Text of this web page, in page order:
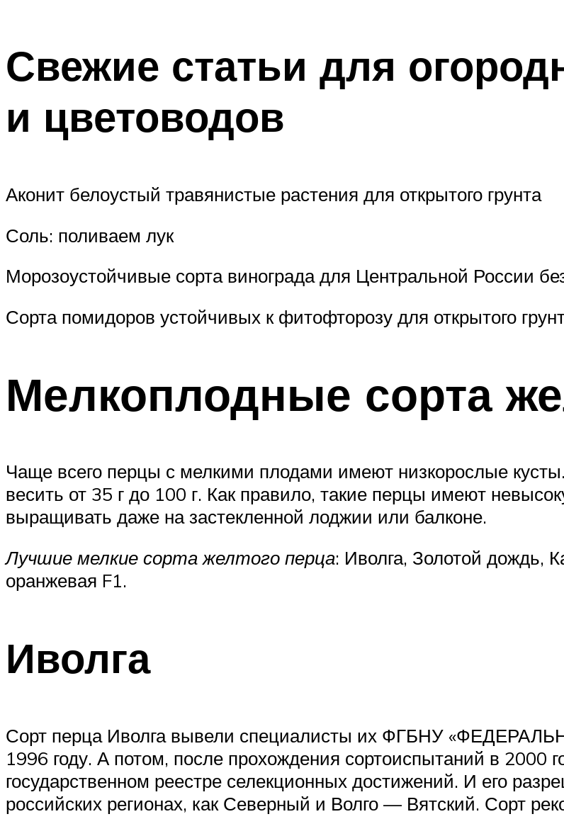
Свежие статьи для
и цветоводов
Аконит белоустый травянистые растения для открытого грунта
Соль: поливаем лук
Морозоустойчивые сорта винограда для Центральной России
Сорта помидоров устойчивых к фитофторозу для открытого
Мелкоплодные сорта
Чаще всего перцы с мелкими плодами имеют низкорослые
весить от 35 г до 100 г. Как правило, такие перцы имеют
выращивать даже на застекленной лоджии или балконе.
Лучшие мелкие сорта желтого перца: Иволга, Золотой дождь,
оранжевая F1.
Иволга
Сорт перца Иволга вывели специалисты их ФГБНУ
1996 году. А потом, после прохождения сортоиспытаний в 2000
государственном реестре селекционных достижений. И его
российских регионах, как Северный и Волго — Вятский. Сорт